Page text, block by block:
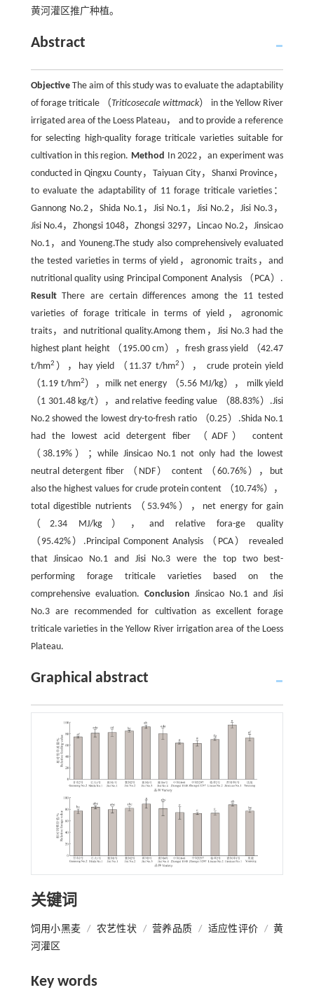
黄河灌区推广种植。
Abstract
ObjectiveThe aim of this study was to evaluate the adaptability
of forage triticale （Triticosecale wittmack） in the Yellow River
irrigated area of the Loess Plateau， and to provide a reference
for selecting high-quality forage triticale varieties suitable for
cultivation in this region. Method
In 2022，an experiment was
conducted in Qingxu County，Taiyuan City，Shanxi Province，
to evaluate the adaptability of 11 forage triticale varieties：
Gannong No.2，Shida No.1，Jisi No.1，Jisi No.2，Jisi No.3，
Jisi No.4，Zhongsi 1048，Zhongsi 3297，Lincao No.2，Jinsicao
No.1，and Youneng.The study also comprehensively evaluated
the tested varieties in terms of yield，agronomic traits，and
nutritional quality using Principal Component Analysis （PCA）.
ResultThere are certain differences among the 11 tested
varieties of forage triticale in terms of yield，agronomic
traits，and nutritional quality.Among them，Jisi No.3 had the
highest plant height （195.00 cm），fresh grass yield （42.47
t/hm2 ），hay yield （11.37 t/hm2 ）， crude protein yield
（1.19 t/hm2 ），milk net energy （5.56 MJ/kg）， milk yield
（1 301.48 kg/t），and relative feeding value （88.83%）.Jisi
No.2 showed the lowest dry-to-fresh ratio （0.25）.Shida No.1
had the lowest acid detergent fiber （ADF） content
（38.19%）；while Jinsicao No.1 not only had the lowest
neutral detergent fiber （NDF） content （60.76%），but
also the highest values for crude protein content （10.74%），
total digestible nutrients （53.94%），net energy for gain
（2.34 MJ/kg），and relative fora-ge quality
（95.42%）.Principal Component Analysis （PCA） revealed
that Jinsicao No.1 and Jisi No.3 were the top two best-
performing forage triticale varieties based on the
comprehensive evaluation. Conclusion Jinsicao No.1 and Jisi
No.3 are recommended for cultivation as excellent forage
triticale varieties in the Yellow River irrigation area of the Loess
Plateau.
Graphical abstract
关键词
饲用小黑麦 / 农艺性状 / 营养品质 / 适应性评价 / 黄
河灌区
Key words